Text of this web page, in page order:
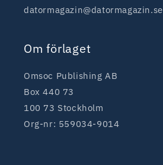
datormagazin@datormagazin.se
Om förlaget
Omsoc Publishing AB
Box 440 73
100 73 Stockholm
Org-nr: 559034-9014